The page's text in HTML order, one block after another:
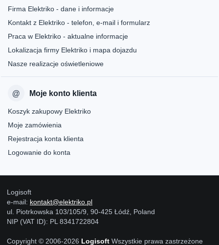
Firma Elektriko - dane i informacje
Kontakt z Elektriko - telefon, e-mail i formularz
Praca w Elektriko - aktualne informacje
Lokalizacja firmy Elektriko i mapa dojazdu
Nasze realizacje oświetleniowe
Moje konto klienta
Koszyk zakupowy Elektriko
Moje zamówienia
Rejestracja konta klienta
Logowanie do konta
Logisoft
e-mail: kontakt@elektriko.pl
ul. Piotrkowska 103/105/9, 90-425 Łódź, Poland
NIP (VAT ID): PL 8341722804
Copyright © 2006-2026 Logisoft Wszystkie prawa zastrzeżone